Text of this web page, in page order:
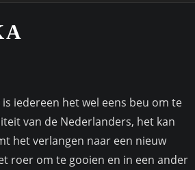
iedereen het wel eens beu om te
van de Nederlanders, het kan
het verlangen naar een nieuw
roer om te gooien en in een ander